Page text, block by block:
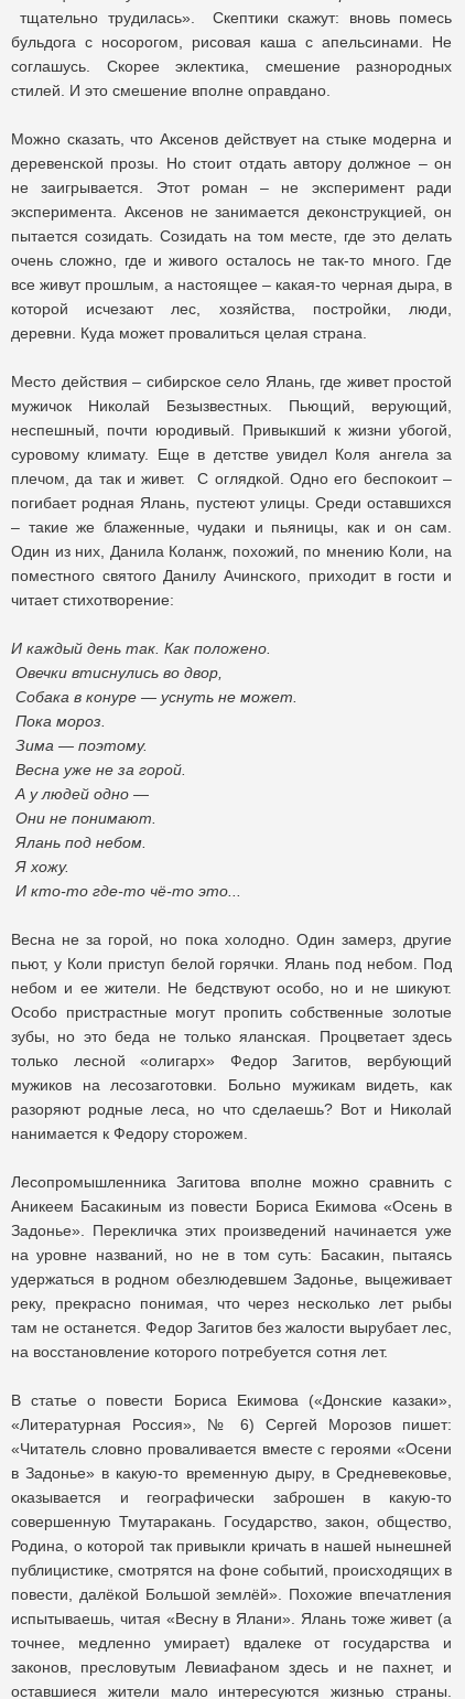
тщательно трудилась». Скептики скажут: вновь помесь
бульдога с носорогом, рисовая каша с апельсинами. Не
соглашусь. Скорее эклектика, смешение разнородных
стилей. И это смешение вполне оправдано.
Можно сказать, что Аксенов действует на стыке модерна и
деревенской прозы. Но стоит отдать автору должное – он
не заигрывается. Этот роман – не эксперимент ради
эксперимента. Аксенов не занимается деконструкцией, он
пытается созидать. Созидать на том месте, где это делать
очень сложно, где и живого осталось не так-то много. Где
все живут прошлым, а настоящее – какая-то черная дыра, в
которой исчезают лес, хозяйства, постройки, люди,
деревни. Куда может провалиться целая страна.
Место действия – сибирское село Ялань, где живет простой
мужичок Николай Безызвестных. Пьющий, верующий,
неспешный, почти юродивый. Привыкший к жизни убогой,
суровому климату. Еще в детстве увидел Коля ангела за
плечом, да так и живет. С оглядкой. Одно его беспокоит –
погибает родная Ялань, пустеют улицы. Среди оставшихся
– такие же блаженные, чудаки и пьяницы, как и он сам.
Один из них, Данила Коланж, похожий, по мнению Коли, на
поместного святого Данилу Ачинского, приходит в гости и
читает стихотворение:
И каждый день так. Как положено.
Овечки втиснулись во двор,
Собака в конуре — уснуть не может.
Пока мороз.
Зима — поэтому.
Весна уже не за горой.
А у людей одно —
Они не понимают.
Ялань под небом.
Я хожу.
И кто-то где-то чё-то это...
Весна не за горой, но пока холодно. Один замерз, другие
пьют, у Коли приступ белой горячки. Ялань под небом. Под
небом и ее жители. Не бедствуют особо, но и не шикуют.
Особо пристрастные могут пропить собственные золотые
зубы, но это беда не только яланская. Процветает здесь
только лесной «олигарх» Федор Загитов, вербующий
мужиков на лесозаготовки. Больно мужикам видеть, как
разоряют родные леса, но что сделаешь? Вот и Николай
нанимается к Федору сторожем.
Лесопромышленника Загитова вполне можно сравнить с
Аникеем Басакиным из повести Бориса Екимова «Осень в
Задонье». Перекличка этих произведений начинается уже
на уровне названий, но не в том суть: Басакин, пытаясь
удержаться в родном обезлюдевшем Задонье, выцеживает
реку, прекрасно понимая, что через несколько лет рыбы
там не останется. Федор Загитов без жалости вырубает лес,
на восстановление которого потребуется сотня лет.
В статье о повести Бориса Екимова («Донские казаки»,
«Литературная Россия», № 6) Сергей Морозов пишет:
«Читатель словно проваливается вместе с героями «Осени
в Задонье» в какую-то временную дыру, в Средневековье,
оказывается и географически заброшен в какую-то
совершенную Тмутаракань. Государство, закон, общество,
Родина, о которой так привыкли кричать в нашей нынешней
публицистике, смотрятся на фоне событий, происходящих в
повести, далёкой Большой землёй». Похожие впечатления
испытываешь, читая «Весну в Ялани». Ялань тоже живет (а
точнее, медленно умирает) вдалеке от государства и
законов, пресловутым Левиафаном здесь и не пахнет, и
оставшиеся жители мало интересуются жизнью страны.